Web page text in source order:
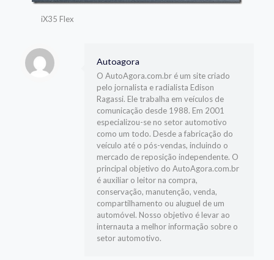
iX35 Flex
Autoagora
O AutoAgora.com.br é um site criado
pelo jornalista e radialista Edison
Ragassi. Ele trabalha em veículos de
comunicação desde 1988. Em 2001
especializou-se no setor automotivo
como um todo. Desde a fabricação do
veículo até o pós-vendas, incluindo o
mercado de reposição independente. O
principal objetivo do AutoAgora.com.br
é auxiliar o leitor na compra,
conservação, manutenção, venda,
compartilhamento ou aluguel de um
automóvel. Nosso objetivo é levar ao
internauta a melhor informação sobre o
setor automotivo.